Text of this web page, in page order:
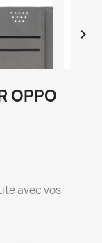

OPPO
avec vos